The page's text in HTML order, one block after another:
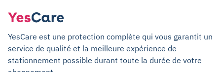
YesCare est une protection complète qui vous garantit un
service de qualité et la meilleure expérience de
stationnement possible durant toute la durée de votre